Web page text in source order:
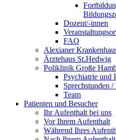
Dozent/-innen
FAQ
Alexianer
Ärztehaus St.Hedwig
Poliklinik Große
Psychiatrie und
Sprechstunden
Team
Patienten und Besucher
Ihr Aufenthalt bei uns
Vor Ihrem Aufenthalt
Während Ihres